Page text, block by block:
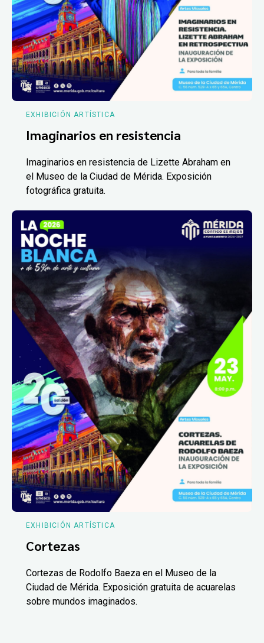
EXHIBICIÓN ARTÍSTICA
Imaginarios en resistencia
Imaginarios en resistencia de Lizette Abraham en
el Museo de la Ciudad de Mérida. Exposición
fotográfica gratuita.
EXHIBICIÓN ARTÍSTICA
Cortezas
Cortezas de Rodolfo Baeza en el Museo de la
Ciudad de Mérida. Exposición gratuita de acuarelas
sobre mundos imaginados.